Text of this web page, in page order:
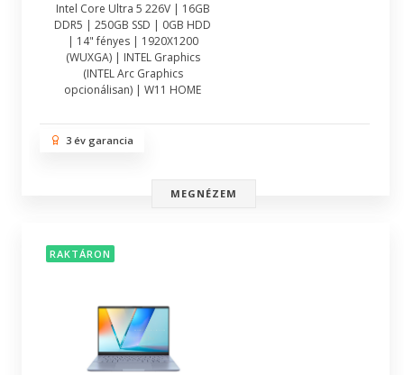
Intel Core Ultra 5 226V | 16GB
DDR5 | 250GB SSD | 0GB HDD
| 14" fényes | 1920X1200
(WUXGA) | INTEL Graphics
(INTEL Arc Graphics
opcionálisan) | W11 HOME
3 év garancia
MEGNÉZEM
RAKTÁRON